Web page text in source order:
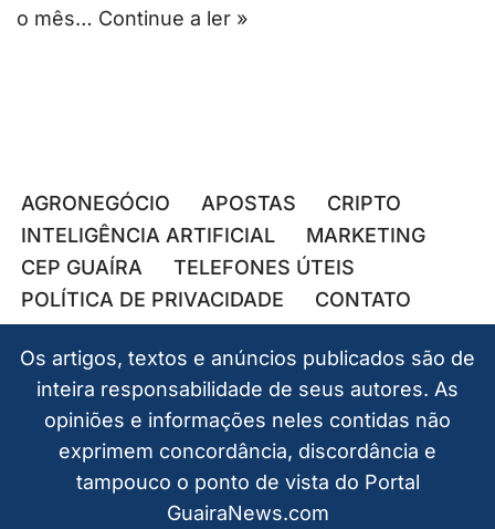
o mês… Continue a ler »
AGRONEGÓCIO APOSTAS
CRIPTO
INTELIGÊNCIA ARTIFICIAL
MARKETING
CEP GUAÍRA
TELEFONES ÚTEIS
POLÍTICA DE PRIVACIDADE
CONTATO
Os artigos, textos e anúncios publicados são de
inteira responsabilidade de seus autores. As
opiniões e informações neles contidas não
exprimem concordância, discordância e
tampouco o ponto de vista do Portal
GuairaNews.com